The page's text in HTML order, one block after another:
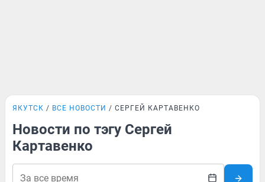
ЯКУТСК ВСЕ НОВОСТИ СЕРГЕЙ КАРТАВЕНКО
Новости по тэгу Сергей
Картавенко